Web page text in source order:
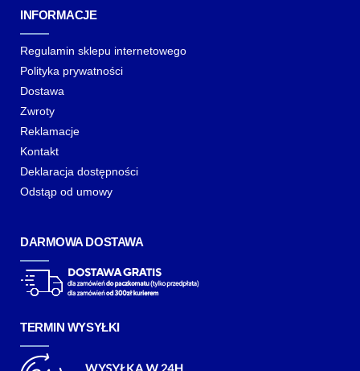
INFORMACJE
Regulamin sklepu internetowego
Polityka prywatności
Dostawa
Zwroty
Reklamacje
Kontakt
Deklaracja dostępności
Odstąp od umowy
DARMOWA DOSTAWA
TERMIN WYSYŁKI